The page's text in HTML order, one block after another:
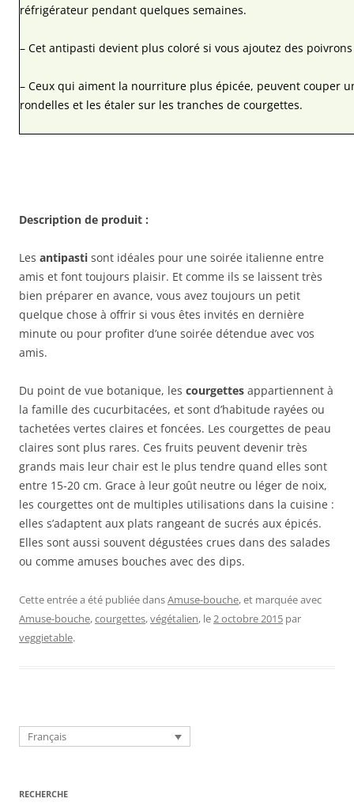
réfrigérateur pendant quelques semaines.
– Cet antipasti devient plus coloré si vous ajoutez des
– Ceux qui aiment la nourriture plus épicée, peuvent couper
rondelles et les étaler sur les tranches de courgettes.
Description de produit :
Les antipasti sont idéales pour une soirée italienne entre
amis et font toujours plaisir. Et comme ils se laissent très
bien préparer en avance, vous avez toujours un petit
quelque chose à offrir si vous êtes invités en dernière
minute ou pour profiter d’une soirée détendue avec vos
amis.
Du point de vue botanique, les courgettes appartiennent à
la famille des cucurbitacées, et sont d’habitude rayées ou
tachetées vertes claires et foncées. Les courgettes de peau
claires sont plus rares. Ces fruits peuvent devenir très
grands mais leur chair est le plus tendre quand elles sont
entre 15-20 cm. Grace à leur goût neutre ou léger de noix,
les courgettes ont de multiples utilisations dans la cuisine :
elles s’adaptent aux plats rangeant de sucrés aux épicés.
Elles sont aussi souvent dégustées crues dans des salades
ou comme amuses bouches avec des dips.
Cette entrée a été publiée dansAmuse-bouche, et marquée avec
Amuse-bouche,courgettes,végétalien, le2 octobre 2015 par
veggietable.
Français
RECHERCHE